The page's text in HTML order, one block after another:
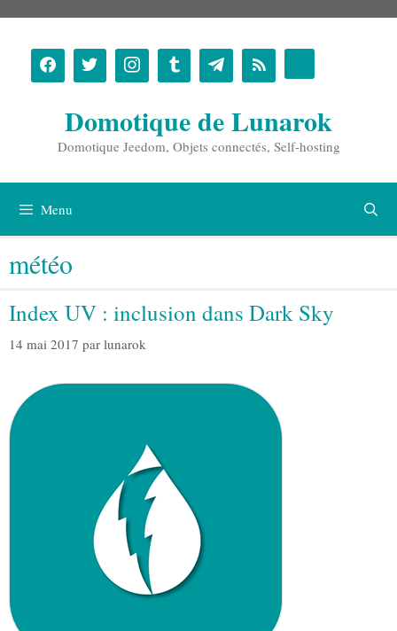
contenu
Domotique de Lunarok
Domotique Jeedom, Objets connectés, Self-hosting
Menu
météo
Index UV : inclusion dans Dark Sky
14 mai 2017 par lunarok